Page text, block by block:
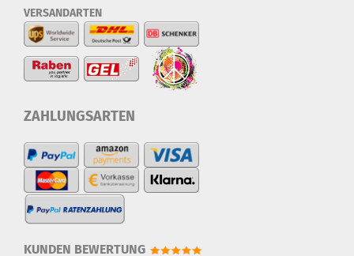
VERSANDARTEN
ZAHLUNGSARTEN
KUNDEN BEWERTUNG